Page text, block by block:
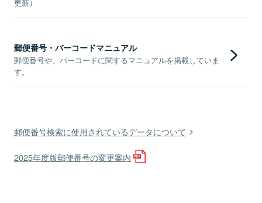
更新）
郵便番号・バーコードマニュアル
郵便番号や、バーコードに関するマニュアルを掲載していま
す。
郵便番号検索に使用されているデータについて
2025年度版郵便番号の変更案内